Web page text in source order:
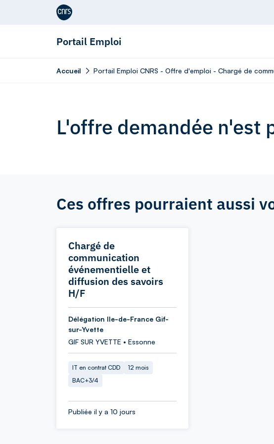
Aller au contenu
Portail Emploi
Accueil Portail Emploi CNRS - Offre d'emploi - Chargé de
L'offre demandée n'est
Ces offres pourraient aussi
Chargé de
communication
événementielle et
diffusion des savoirs
H/F
Délégation Ile-de-France Gif-
sur-Yvette
GIF SUR YVETTE • Essonne
IT en contrat CDD
12 mois
BAC+3/4
Publiée il y a 10 jours